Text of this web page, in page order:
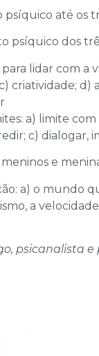
psíquico até os
psíquico dos
para lidar com
criatividade;
a) limite
c) dialogar,
e
a) o mundo
a
psicanalista